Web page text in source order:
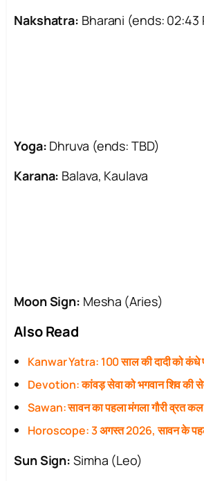
Nakshatra: Bharani (ends: 02:43
Yoga: Dhruva (ends: TBD)
Karana: Balava, Kaulava
Moon Sign: Mesha (Aries)
Also Read
Kanwar Yatra: 100 साल की दादी को कंधे
Devotion: कांवड़ सेवा को भगवान शिव की
Sawan: सावन का पहला मंगला गौरी व्रत
Horoscope: 3 अगस्त 2026, सावन के पहले
Sun Sign: Simha (Leo)